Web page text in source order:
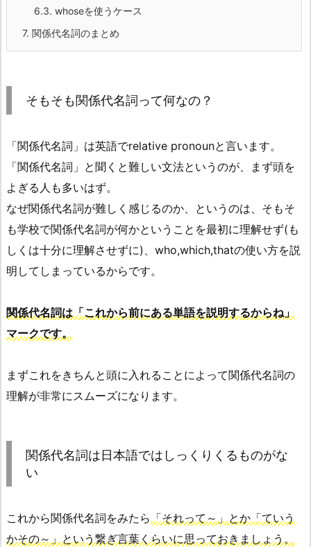
6.3. whoseを使うケース
7. 関係代名詞のまとめ
そもそも関係代名詞って何なの？
「関係代名詞」は英語でrelative pronounと言います。
「関係代名詞」と聞くと難しい文法というのが、まず頭を
よぎる人も多いはず。
なぜ関係代名詞が難しく感じるのか、というのは、そもそ
も学校で関係代名詞が何かということを最初に理解せず(も
しくは十分に理解させずに)、who,which,thatの使い方を説
明してしまっているからです。
関係代名詞は「これから前にある単語を説明するからね」
マークです。
まずこれをきちんと頭に入れることによって関係代名詞の
理解が非常にスムーズになります。
関係代名詞は日本語ではしっくりくるものがな
い
これから関係代名詞をみたら「それって～」とか「ていう
かその～」という繋ぎ言葉くらいに思っておきましょう。